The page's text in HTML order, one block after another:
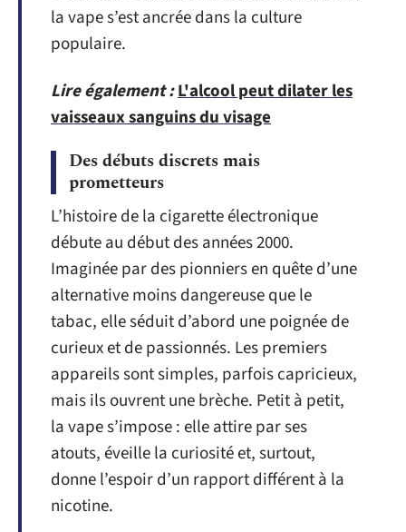
la vape s’est ancrée dans la culture
populaire.
Lire également :L'alcool peut dilater les
vaisseaux sanguins du visage
Des débuts discrets mais
prometteurs
L’histoire de la cigarette électronique
débute au début des années 2000.
Imaginée par des pionniers en quête d’une
alternative moins dangereuse que le
tabac, elle séduit d’abord une poignée de
curieux et de passionnés. Les premiers
appareils sont simples, parfois capricieux,
mais ils ouvrent une brèche. Petit à petit,
la vape s’impose : elle attire par ses
atouts, éveille la curiosité et, surtout,
donne l’espoir d’un rapport différent à la
nicotine.